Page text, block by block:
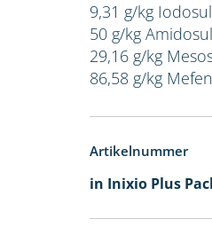
9,31 g/kg
50 g/kg
29,16 g/kg
86,58 g/kg
Artikelnummer
in Inixio Plus